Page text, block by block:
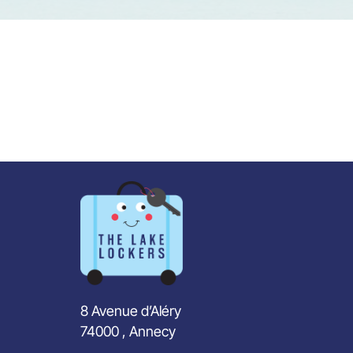
8 Avenue d’Aléry
74000 , Annecy